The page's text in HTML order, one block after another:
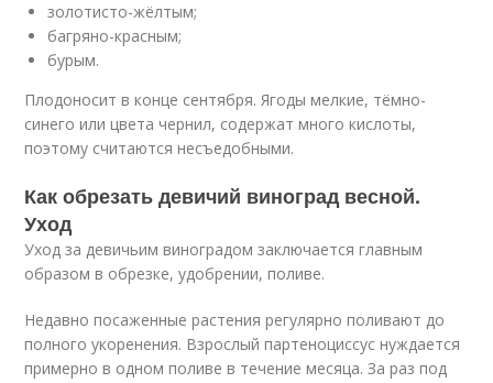
золотисто-жёлтым;
багряно-красным;
бурым.
Плодоносит в конце сентября. Ягоды мелкие, тёмно-
синего или цвета чернил, содержат много кислоты,
поэтому считаются несъедобными.
Как обрезать девичий виноград весной.
Уход
Уход за девичьим виноградом заключается главным
образом в обрезке, удобрении, поливе.
Недавно посаженные растения регулярно поливают до
полного укоренения. Взрослый партеноциссус нуждается
примерно в одном поливе в течение месяца. За раз под